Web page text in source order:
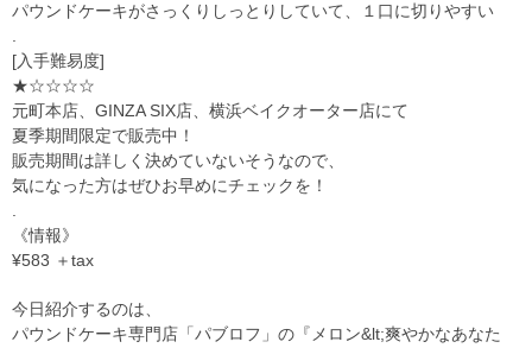
パウンドケーキがさっくりしっとりしていて、１口に切りやすい
[入手難易度]
★☆☆☆☆
元町本店、 GINZA SIX店、横浜ベイクオーター店にて
夏季期間限定で販売中！
販売期間は詳しく決めていないそうなので、
気になった方はぜひお早めにチェックを！
《情報》
¥583 ＋tax
今日紹介するのは、
パウンドケーキ専門店「パブロフ」の『メロン&lt;爽やかなあなた